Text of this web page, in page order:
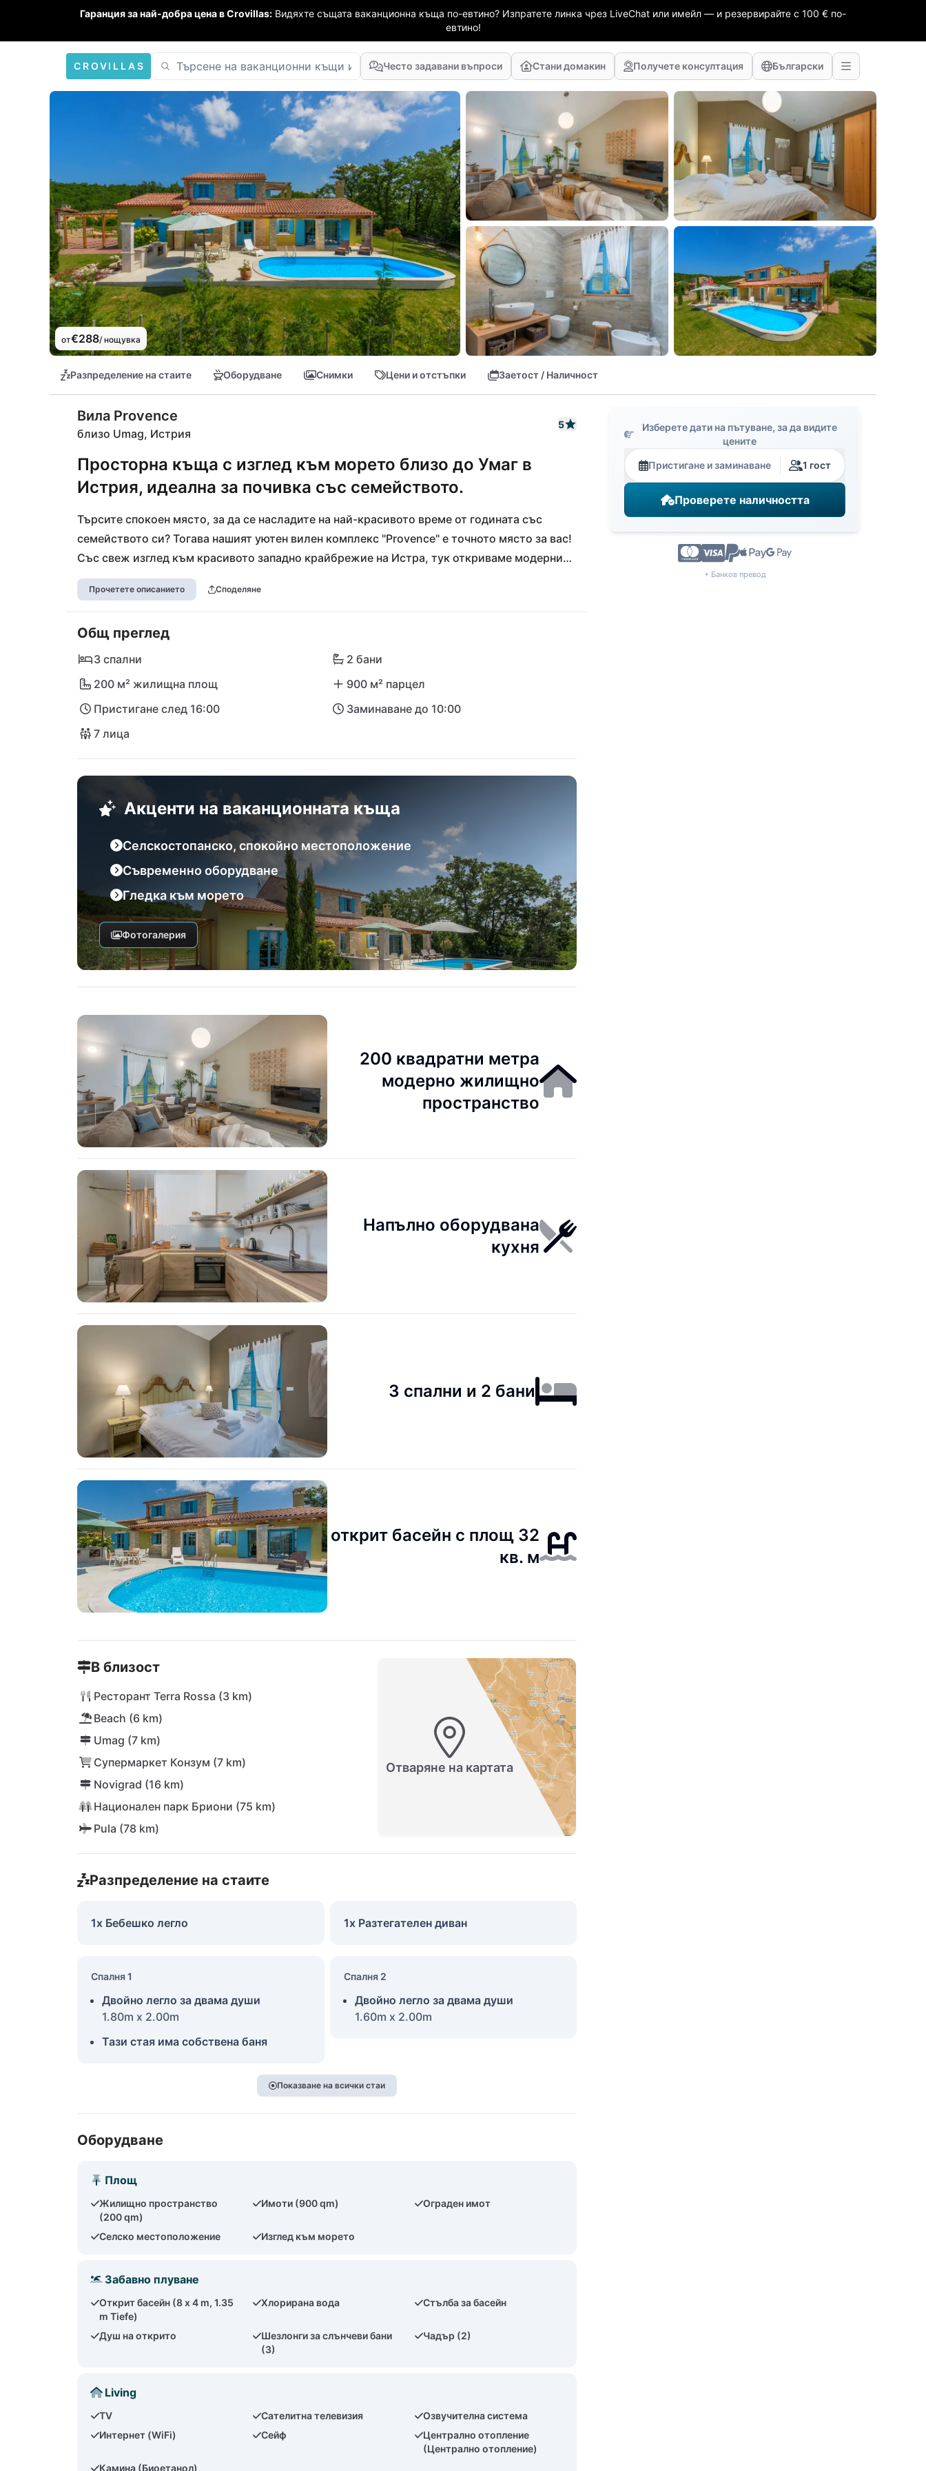
Гаранция за най-добра цена в Crovillas: Видяхте същата ваканционна къща по-евтино? Изпратете линка чрез LiveChat или имейл — и резервирайте с 100 € по-
евтино!
CROVILLAS Често задавани въпроси Стани домакин Получете консултация Български
от€288/ нощувка
Разпределение на стаите Оборудване Снимки Цени и отстъпки Заетост / Наличност
Вила Provence
близо Umag, Истрия
5
Просторна къща с изглед към морето близо до Умаг в
Истрия, идеална за почивка със семейството.
Търсите спокоен място, за да се насладите на най-красивото време от годината със
семейството си? Тогава нашият уютен вилен комплекс "Provence" е точното място за вас!
Със свеж изглед към красивото западно крайбрежие на Истра, тук откриваме модерния
ваканционен комплекс "Ville Grotta" с 6 изискани вили за специални вкусове. Вилен
комплексът и обзавеждането представляват успешно съчетание от традиция и
модерност, като всичко е много стилно. Атрактивността се подчертава и от
изключително желаното местоположение в северозападна Истра. Красивият град Умаг и
морето са само на 10 минути разстояние и винаги са на хоризонта, а най-близкото
Прочетете описанието Споделяне
Общ преглед
3 спални
2 бани
200 м² жилищна площ
900 м² парцел
Пристигане след 16:00
Заминаване до 10:00
7 лица
Акценти на ваканционната къща
Селскостопанско, спокойно местоположение
Съвременно оборудване
Гледка към морето
Фотогалерия
200 квадратни метра
модерно жилищно
пространство
Напълно оборудвана
кухня
3 спални и 2 бани
открит басейн с площ 32
кв. м
В близост
Ресторант Terra Rossa (3 km)
Beach (6 km)
Umag (7 km)
Супермаркет Конзум (7 km)
Novigrad (16 km)
Национален парк Бриони (75 km)
Pula (78 km)
Отваряне на картата
Разпределение на стаите
1x Бебешко легло 1x Разтегателен диван
Спалня 1
Двойно легло за двама души
1.80m x 2.00m
Тази стая има собствена баня
Спалня 2
Двойно легло за двама души
1.60m x 2.00m
Показване на всички стаи
Оборудване
Площ
Жилищно пространство
(200 qm)
Имоти (900 qm) Ограден имот
Селско местоположение Изглед към морето
Забавно плуване
Открит басейн (8 x 4 m, 1.35
m Tiefe)
Хлорирана вода Стълба за басейн
Душ на открито
Шезлонги за слънчеви бани
(3)
Чадър (2)
Living
TV Сателитна телевизия
Озвучителна система
Интернет (WiFi)
Сейф
Централно отопление
(Централно отопление)
Камина (Биоетанол)
Изберете дати на пътуване, за да видите
цените
Пристигане и заминаване 1 гост
Проверете наличността
+ Банков превод